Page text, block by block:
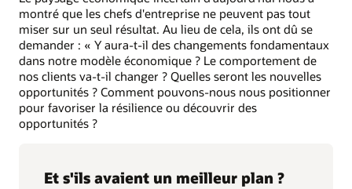
montré que les chefs d'entreprise ne peuvent pas tout
miser sur un seul résultat. Au lieu de cela, ils ont dû se
demander : « Y aura-t-il des changements fondamentaux
dans notre modèle économique ? Le comportement de
nos clients va-t-il changer ? Quelles seront les nouvelles
opportunités ? Comment pouvons-nous nous positionner
pour favoriser la résilience ou découvrir des
opportunités ?
Et s'ils avaient un meilleur plan ?